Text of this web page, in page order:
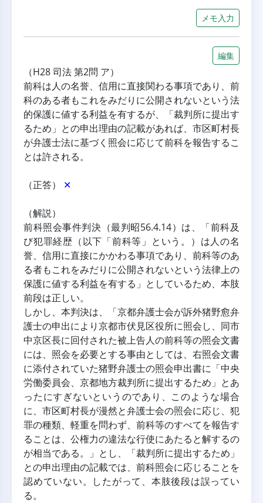
メモ入力
編集
（H28 司法 第2問 ア）
前科は人の名誉、信用に直接関わる事項であり、前
科のある者もこれをみだりに公開されないという法
的保護に値する利益を有するが、「裁判所に提出す
るため」との申出理由の記載があれば、市区町村長
が弁護士法に基づく照会に応じて前科を報告するこ
とは許される。
（正答） ✕
（解説）
前科照会事件判決（最判昭56.4.14）は、「前科及
び犯罪経歴（以下「前科等」という。）は人の名
誉、信用に直接にかかわる事項であり、前科等のあ
る者もこれをみだりに公開されないという法律上の
保護に値する利益を有する」としているため、本肢
前段は正しい。
しかし、本判決は、「京都弁護士会が訴外猪野愈弁
護士の申出により京都市伏見区役所に照会し、同市
中京区長に回付された被上告人の前科等の照会文書
には、照会を必要とする事由としては、右照会文書
に添付されていた猪野弁護士の照会申出書に「中央
労働委員会、京都地方裁判所に提出するため」とあ
ったにすぎないというのであり、このような場合
に、市区町村長が漫然と弁護士会の照会に応じ、犯
罪の種類、軽重を問わず、前科等のすべてを報告す
ることは、公権力の違法な行使にあたると解するの
が相当である。」とし、「裁判所に提出するため」
との申出理由の記載では、前科照会に応じることを
認めていない。したがって、本肢後段は誤ってい
る。